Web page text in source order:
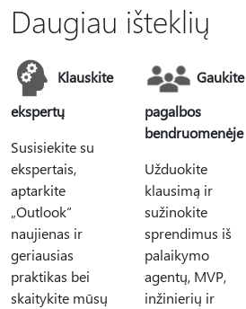
Daugiau išteklių
Klauskite
ekspertų
Susisiekite su
ekspertais,
aptarkite
„Outlook“
naujienas ir
geriausias
praktikas bei
skaitykite mūsų
Gaukite
pagalbos
bendruomenėje
Užduokite
klausimą ir
sužinokite
sprendimus iš
palaikymo
agentų, MVP,
inžinierių ir